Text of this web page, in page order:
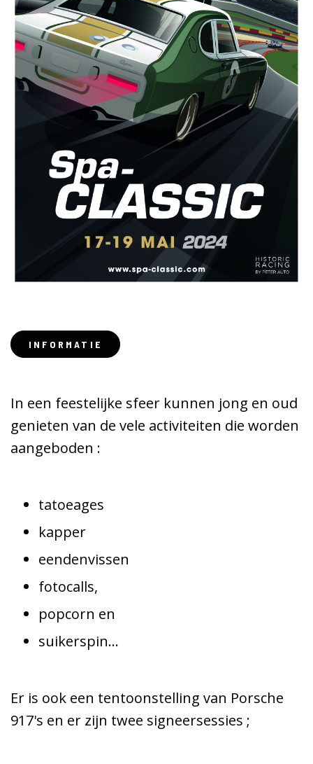
INFORMATIE
In een feestelijke sfeer kunnen jong en oud
genieten van de vele activiteiten die worden
aangeboden :
tatoeages
kapper
eendenvissen
fotocalls,
popcorn en
suikerspin...
Er is ook een tentoonstelling van Porsche
917's en er zijn twee signeersessies ;